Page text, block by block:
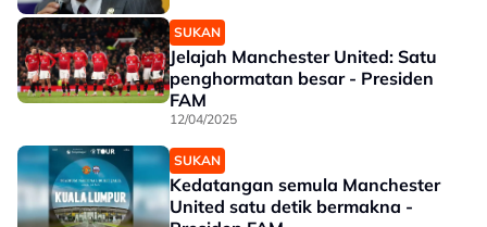
SUKAN
Jelajah Manchester United: Satu
penghormatan besar - Presiden
FAM
12/04/2025
SUKAN
Kedatangan semula Manchester
United satu detik bermakna -